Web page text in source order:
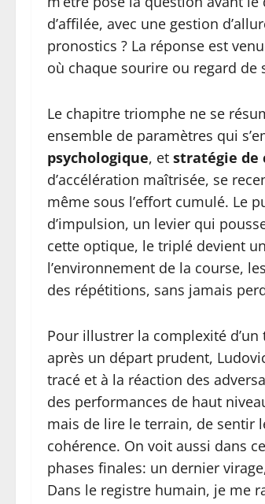
d’affilée, avec une gestion
pronostics ? La réponse est
où chaque sourire ou regard de
Le chapitre triomphe ne se
ensemble de paramètres qui
psychologique, et stratégie de
d’accélération maîtrisée, se
même sous l’effort cumulé. Le
d’impulsion, un levier qui
cette optique, le triplé devient
l’environnement de la course,
des répétitions, sans jamais
Pour illustrer la complexité d’un
après un départ prudent,
tracé et à la réaction des
des performances de haut
mais de lire le terrain, de sentir
cohérence. On voit aussi dans
phases finales: un dernier
Dans le registre humain, je me